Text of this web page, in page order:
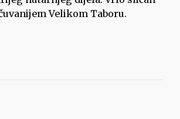
Velikom Taboru.